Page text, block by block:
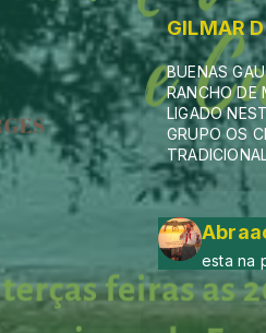
GILMAR
BUENAS
RANCHO DE
LIGADO
GRUPO OS
esta na